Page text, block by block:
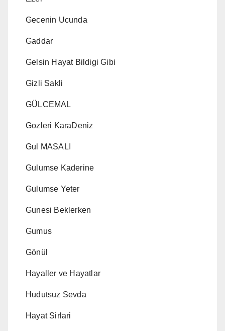
Gecenin Ucunda
Gaddar
Gelsin Hayat Bildigi Gibi
Gizli Sakli
GÜLCEMAL
Gozleri KaraDeniz
Gul MASALI
Gulumse Kaderine
Gulumse Yeter
Gunesi Beklerken
Gumus
Gönül
Hayaller ve Hayatlar
Hudutsuz Sevda
Hayat Sirlari